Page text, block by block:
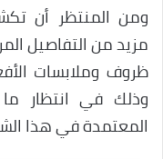
ومن المنتظر أن
مزيد من التفاصيل
ظروف وملابسات
وذلك في انتظار
المعتمدة في هذا